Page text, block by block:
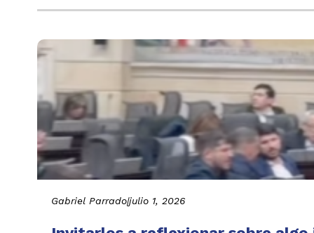
Gabriel Parrado|julio 1, 2026